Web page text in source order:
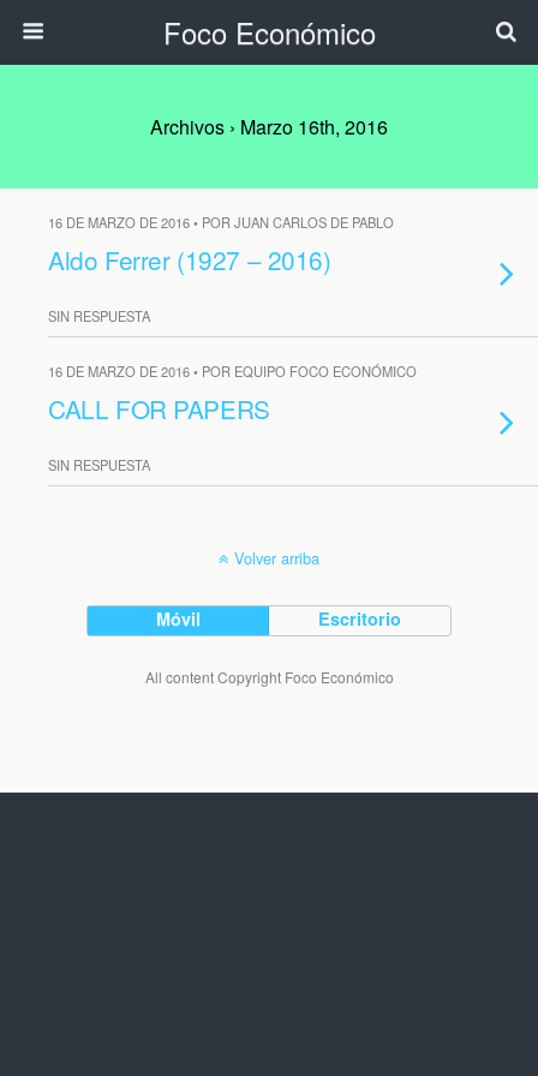
Foco Económico
Archivos › Marzo 16th, 2016
16 DE MARZO DE 2016 • POR JUAN CARLOS DE PABLO
Aldo Ferrer (1927 – 2016)
SIN RESPUESTA
16 DE MARZO DE 2016 • POR EQUIPO FOCO ECONÓMICO
CALL FOR PAPERS
SIN RESPUESTA
Volver arriba
Móvil Escritorio
All content Copyright Foco Económico